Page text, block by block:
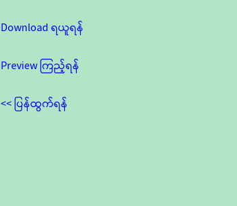
Download ရယူရန်
Preview ကြည့်ရန်
<< ပြန်ထွက်ရန်